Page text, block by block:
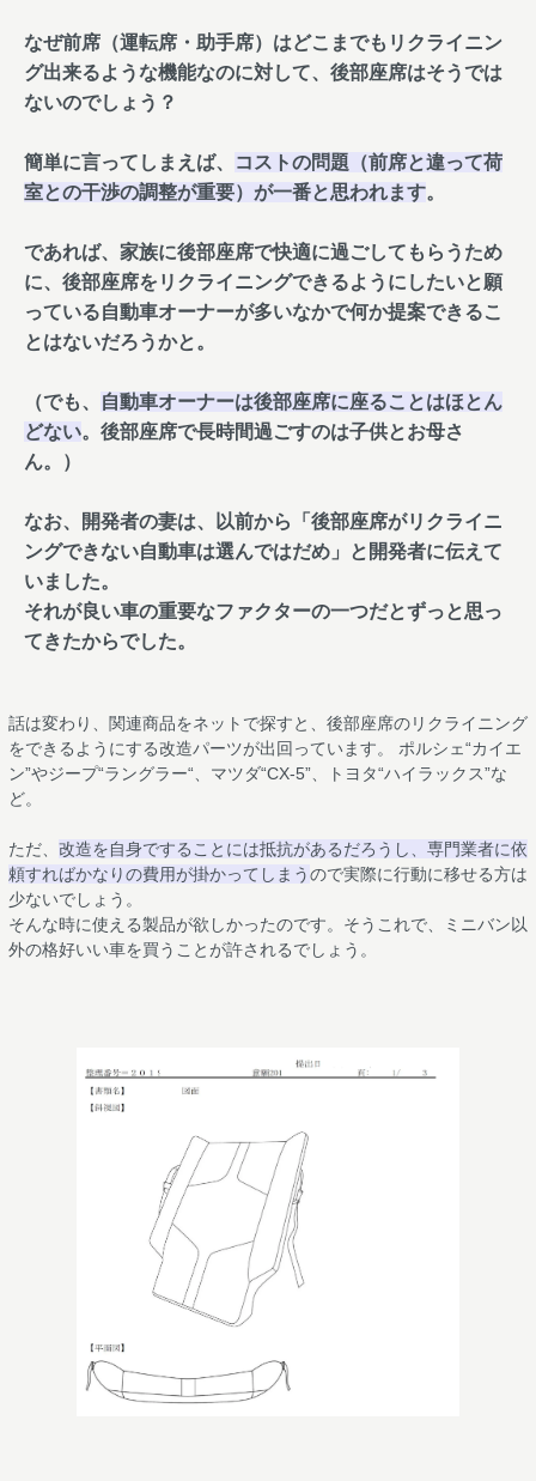
なぜ前席（運転席・助手席）はどこまでもリクライニン
グ出来るような機能なのに対して、後部座席はそうでは
ないのでしょう？
簡単に言ってしまえば、
コストの問題（前席と違って荷
室との干渉の調整が重要）が一番と思われます。
であれば、家族に後部座席で快適に過ごしてもらうため
に、後部座席をリクライニングできるようにしたいと願
っている自動車オーナーが多いなかで何か提案できるこ
とはないだろうかと。
（でも、
自動車オーナーは後部座席に座ることはほとん
どない。後部座席で長時間過ごすのは子供とお母さ
ん。）
なお、開発者の妻は、以前から「後部座席がリクライニ
ングできない自動車は選んではだめ」と開発者に伝えて
いました。
それが良い車の重要なファクターの一つだとずっと思っ
てきたからでした。
話は変わり、関連商品をネットで探すと、後部座席のリクライニング
をできるようにする改造パーツが出回っています。 ポルシェ“カイエ
ン”やジープ“ラングラー“、マツダ“CX-5”、トヨタ“ハイラックス”な
ど。
ただ、 改造を自身ですることには抵抗があるだろうし、専門業者に依
頼すればかなりの費用が掛かってしまうので実際に行動に移せる方は
少ないでしょう。
そんな時に使える製品が欲しかったのです。そうこれで、ミニバン以
外の格好いい車を買うことが許されるでしょう。